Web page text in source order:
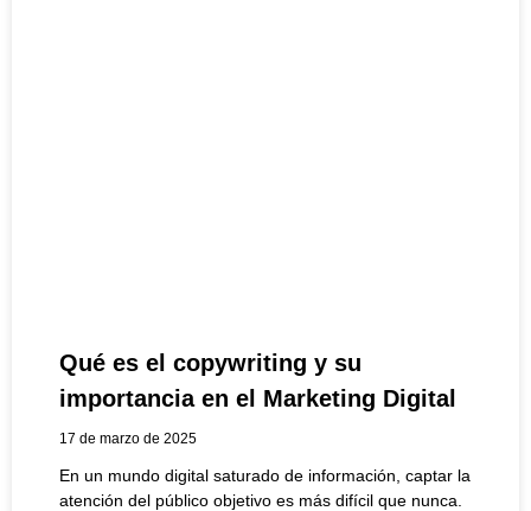
Qué es el copywriting y su
importancia en el Marketing Digital
17 de marzo de 2025
En un mundo digital saturado de información, captar la
atención del público objetivo es más difícil que nunca.